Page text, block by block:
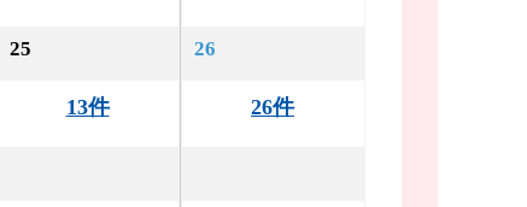
25
13件
26
26件